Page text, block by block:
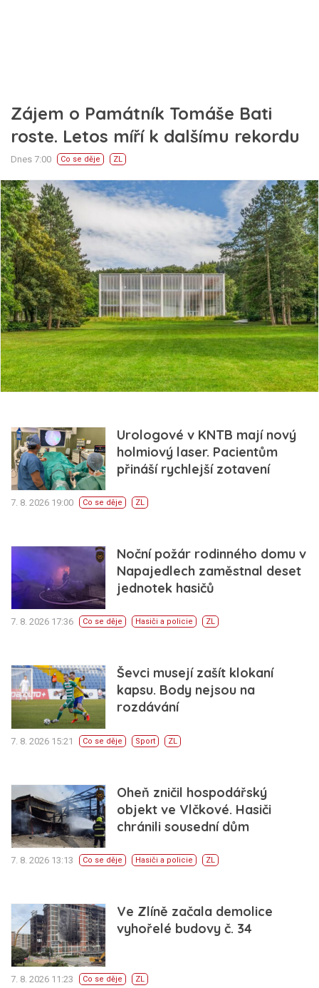
Zájem o Památník Tomáše Bati
roste. Letos míří k dalšímu rekordu
Dnes 7:00 Co se děje ZL
Urologové v KNTB mají nový
holmiový laser. Pacientům
přináší rychlejší zotavení
7. 8. 2026 19:00 Co se děje ZL
Noční požár rodinného domu v
Napajedlech zaměstnal deset
jednotek hasičů
7. 8. 2026 17:36 Co se děje Hasiči a policie ZL
Ševci musejí zašít klokaní
kapsu. Body nejsou na
rozdávání
7. 8. 2026 15:21 Co se děje Sport ZL
Oheň zničil hospodářský
objekt ve Vlčkové. Hasiči
chránili sousední dům
7. 8. 2026 13:13 Co se děje Hasiči a policie ZL
Ve Zlíně začala demolice
vyhořelé budovy č. 34
7. 8. 2026 11:23 Co se děje ZL